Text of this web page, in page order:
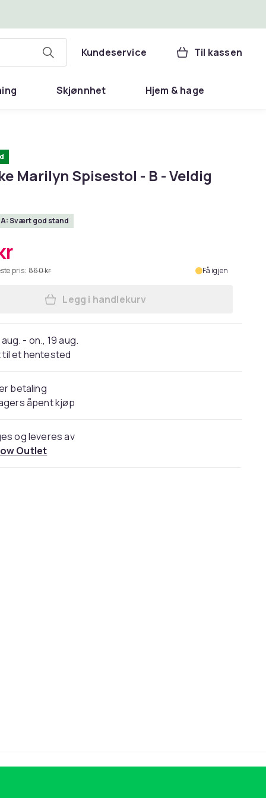
Kundeservice Til kassen
Skjønnhet Hjem & hage
Marilyn Spisestol - B - Veldig
A: Svært god stand
pris: 860 kr Få igjen
Legg Tectake Marilyn Spisestol - B
Legg i handlekurv
aug. - on., 19 aug.
til et hentested
betaling
åpent kjøp
og leveres av
Outlet